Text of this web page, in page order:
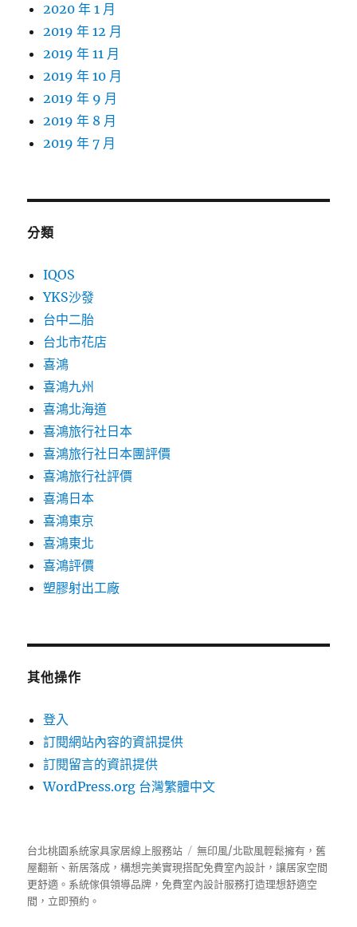
2020 年 1 月
2019 年 12 月
2019 年 11 月
2019 年 10 月
2019 年 9 月
2019 年 8 月
2019 年 7 月
分類
IQOS
YKS沙發
台中二胎
台北市花店
喜鴻
喜鴻九州
喜鴻北海道
喜鴻旅行社日本
喜鴻旅行社日本團評價
喜鴻旅行社評價
喜鴻日本
喜鴻東京
喜鴻東北
喜鴻評價
塑膠射出工廠
其他操作
登入
訂閱網站內容的資訊提供
訂閱留言的資訊提供
WordPress.org 台灣繁體中文
台北桃園系統家具家居線上服務站
無印風/北歐風輕鬆擁有，舊
屋翻新、新居落成，構想完美實現搭配免費室內設計，讓居家空間
更舒適。 系統傢俱領導品牌，免費室內設計服務打造理想舒適空
間，立即預約。